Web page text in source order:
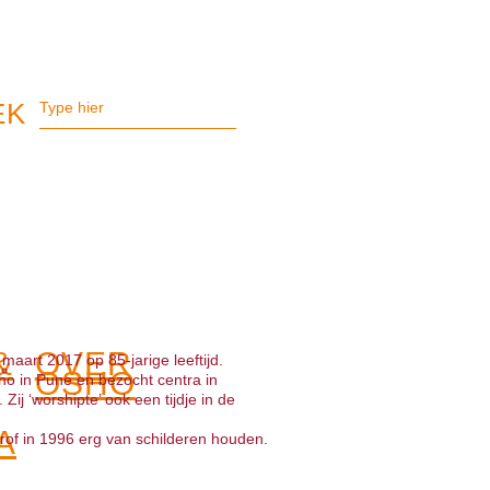
OVER
OSHO
2017 op 85-jarige leeftijd.
in Pune en bezocht centra in
‘worshipte’ ook een tijdje in de
in 1996 erg van schilderen houden.